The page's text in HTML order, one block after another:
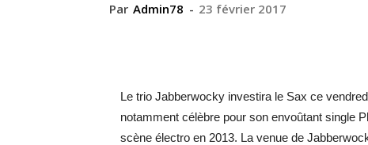
Par Admin78 - 23 février 2017
Le trio Jabberwocky investira le Sax ce
notamment célèbre pour son envoûtant single
scène électro en 2013. La venue de